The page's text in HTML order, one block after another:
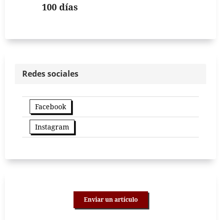
100 días
Redes sociales
Facebook
Instagram
Enviar un artículo